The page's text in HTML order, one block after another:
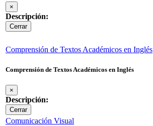
×
Descripción:
Cerrar
Comprensión de Textos Académicos en Inglés
Comprensión de Textos Académicos en Inglés
×
Descripción:
Cerrar
Comunicación Visual